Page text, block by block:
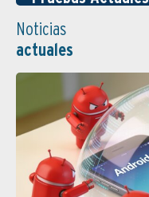
Noticias
actuales